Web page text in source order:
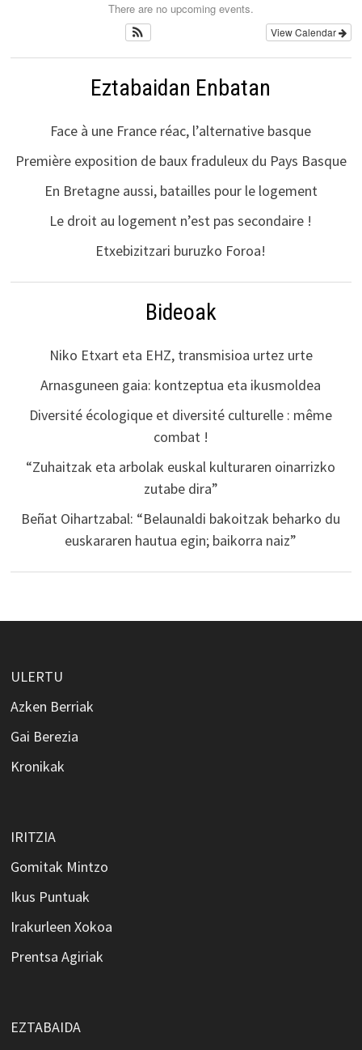
There are no upcoming events.
View Calendar
Eztabaidan Enbatan
Face à une France réac, l’alternative basque
Première exposition de baux fraduleux du Pays Basque
En Bretagne aussi, batailles pour le logement
Le droit au logement n’est pas secondaire !
Etxebizitzari buruzko Foroa!
Bideoak
Niko Etxart eta EHZ, transmisioa urtez urte
Arnasguneen gaia: kontzeptua eta ikusmoldea
Diversité écologique et diversité culturelle : même
combat !
“Zuhaitzak eta arbolak euskal kulturaren oinarrizko
zutabe dira”
Beñat Oihartzabal: “Belaunaldi bakoitzak beharko du
euskararen hautua egin; baikorra naiz”
ULERTU
Azken Berriak
Gai Berezia
Kronikak
IRITZIA
Gomitak Mintzo
Ikus Puntuak
Irakurleen Xokoa
Prentsa Agiriak
EZTABAIDA